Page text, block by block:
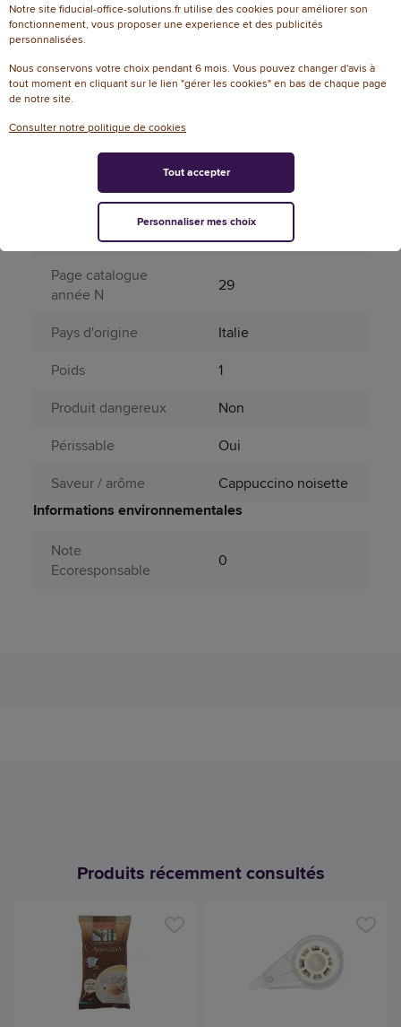
Aérosol
Non
Conditionnement
1 sachet
Durée vie en
expédition
Durée vie en
11
Matière principale
Végétale autre que
le bois
Page catalogue
année N
29
Pays d'origine
Italie
Poids
1
Produit dangereux
Non
Périssable
Oui
Saveur / arôme
Cappuccino noisette
Informations environnementales
Note
Ecoresponsable
0
Produits récemment consultés
Notre site fiducial-office-solutions.fr utilise des cookies pour améliorer son
fonctionnement, vous proposer une experience et des publicités
personnalisées.
Nous conservons votre choix pendant 6 mois. Vous pouvez changer d'avis à
tout moment en cliquant sur le lien "gérer les cookies" en bas de chaque page
de notre site.
Consulter notre politique de cookies
Personnaliser mes choix
Tout accepter